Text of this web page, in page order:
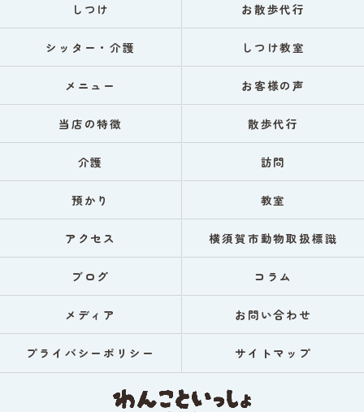
しつけ お散歩代行
シッター・介護 しつけ教室
メニュー お客様の声
当店の特徴 散歩代行
介護 訪問
預かり 教室
アクセス 横須賀市動物取扱標識
ブログ コラム
メディア お問い合わせ
プライバシーポリシー サイトマップ